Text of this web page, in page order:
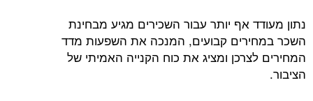
נתון מעודד אף יותר עבור השכירים מגיע מבחינת
השכר במחירים קבועים, המנכה את השפעות מדד
המחירים לצרכן ומציג את כוח הקנייה האמיתי של
הציבור.